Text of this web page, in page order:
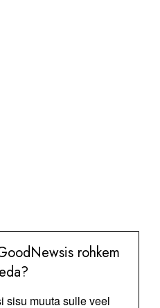
rohkem
sisu muuta sulle veel